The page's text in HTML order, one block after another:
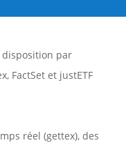
par
, FactSet et justETF
réel (gettex), des